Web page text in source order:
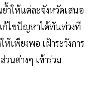
ำให้แต่ละจังหวัดเสนอ
ไขปัญหาได้ทันท่วงที
เพียงพอ เฝ้าระวังการ
นต่างๆ เข้าร่วม